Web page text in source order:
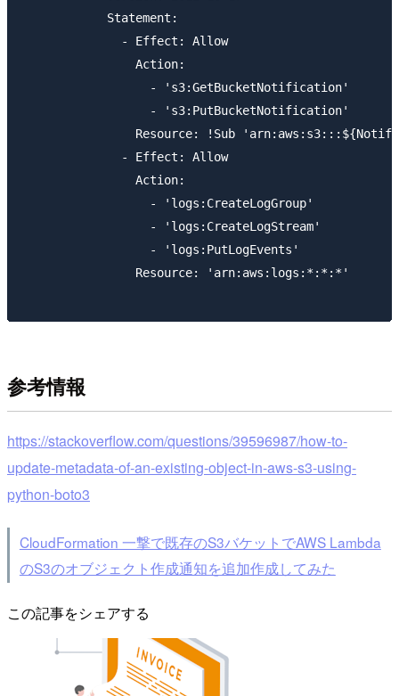
            Statement:
              - Effect: Allow
                Action:
                  - 's3:GetBucketNotification'
                  - 's3:PutBucketNotification'
Resource: !Sub
              - Effect: Allow
                Action:
                  - 'logs:CreateLogGroup'
                  - 'logs:CreateLogStream'
                  - 'logs:PutLogEvents'
                Resource: 'arn:aws:logs:*:*:*'
参考情報
https://stackoverflow.com/questions/39596987/how-to-
update-metadata-of-an-existing-object-in-aws-s3-using-
python-boto3
CloudFormation 一撃で既存のS3バケットでAWS Lambda
のS3のオブジェクト作成通知を追加作成してみた
この記事をシェアする